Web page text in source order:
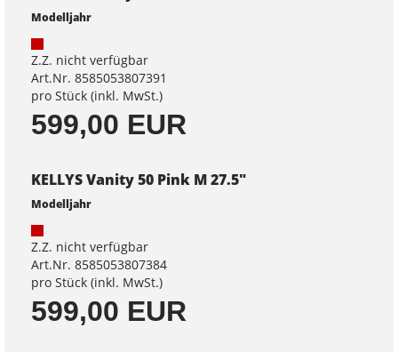
Modelljahr
Z.Z. nicht verfügbar
Art.Nr. 8585053807391
pro Stück (inkl. MwSt.)
599,00 EUR
KELLYS Vanity 50 Pink M 27.5"
Modelljahr
Z.Z. nicht verfügbar
Art.Nr. 8585053807384
pro Stück (inkl. MwSt.)
599,00 EUR